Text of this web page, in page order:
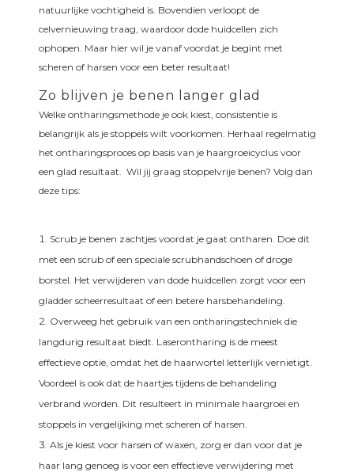
natuurlijke vochtigheid is. Bovendien verloopt de
celvernieuwing traag, waardoor dode huidcellen zich
ophopen. Maar hier wil je vanaf voordat je begint met
scheren of harsen voor een beter resultaat!
Zo blijven je benen langer glad
Welke ontharingsmethode je ook kiest, consistentie is
belangrijk als je stoppels wilt voorkomen. Herhaal regelmatig
het ontharingsproces op basis van je haargroeicyclus voor
een glad resultaat. Wil jij graag stoppelvrije benen? Volg dan
deze tips:
Scrub je benen zachtjes voordat je gaat ontharen. Doe dit
met een scrub of een speciale scrubhandschoen of droge
borstel. Het verwijderen van dode huidcellen zorgt voor een
gladder scheerresultaat of een betere harsbehandeling.
Overweeg het gebruik van een ontharingstechniek die
langdurig resultaat biedt. Laserontharing is de meest
effectieve optie, omdat het de haarwortel letterlijk vernietigt.
Voordeel is ook dat de haartjes tijdens de behandeling
verbrand worden. Dit resulteert in minimale haargroei en
stoppels in vergelijking met scheren of harsen.
Als je kiest voor harsen of waxen, zorg er dan voor dat je
haar lang genoeg is voor een effectieve verwijdering met